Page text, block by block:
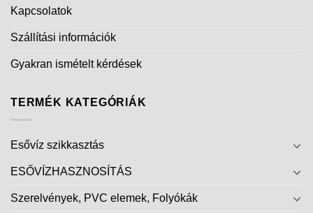
Kapcsolatok
Szállítási információk
Gyakran ismételt kérdések
TERMÉK KATEGÓRIÁK
Esővíz szikkasztás
ESŐVÍZHASZNOSÍTÁS
Szerelvények, PVC elemek, Folyókák